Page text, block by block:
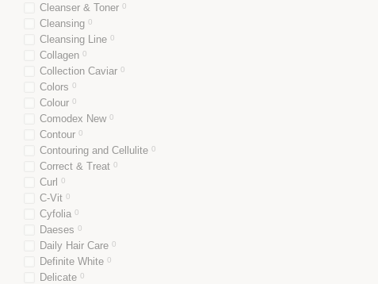
Cleanser & Toner 0
Cleansing 0
Cleansing Line 0
Collagen 0
Collection Caviar 0
Colors 0
Colour 0
Comodex New 0
Contour 0
Contouring and Cellulite 0
Correct & Treat 0
Curl 0
C-Vit 0
Cyfolia 0
Daeses 0
Daily Hair Care 0
Definite White 0
Delicate 0